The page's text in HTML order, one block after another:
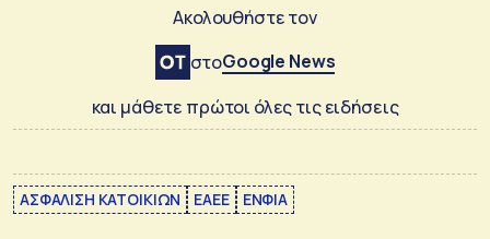
Ακολουθήστε τον
στοGoogle News
και μάθετε πρώτοι όλες τις ειδήσεις
ΑΣΦΑΛΙΣΗ ΚΑΤΟΙΚΙΩΝ ΕΑΕΕ ΕΝΦΙΑ